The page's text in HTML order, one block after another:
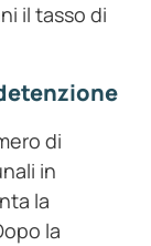
il tasso di
di
in
la
la